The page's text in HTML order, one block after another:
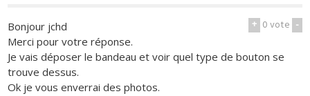
+ 0vote -
Bonjour jchd
Merci pour votre réponse.
Je vais déposer le bandeau et voir quel type de bouton se
trouve dessus.
Ok je vous enverrai des photos.